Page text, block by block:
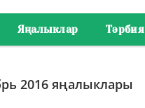
Яңалыклар Тәрбия
2016 яңалыклары